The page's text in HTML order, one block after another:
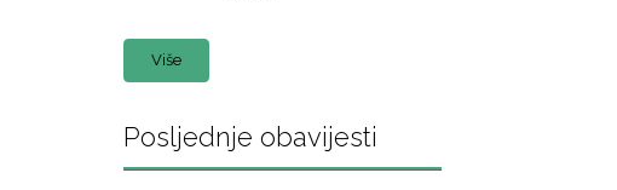
Više
Posljednje obavijesti